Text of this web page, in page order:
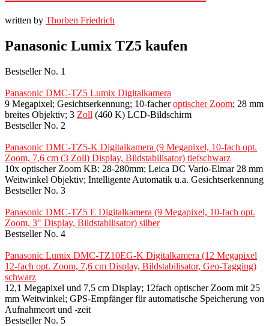
written by Thorben Friedrich
Panasonic Lumix TZ5 kaufen
Bestseller No. 1
Panasonic DMC-TZ5 Lumix Digitalkamera
9 Megapixel; Gesichtserkennung; 10-facheroptischer Zoom; 28 mm
breites Objektiv; 3 Zoll (460 K) LCD-Bildschirm
Bestseller No. 2
Panasonic DMC-TZ5-K Digitalkamera (9 Megapixel, 10-fach opt.
Zoom, 7,6 cm (3 Zoll) Display, Bildstabilisator) tiefschwarz
10x optischer Zoom KB: 28-280mm; Leica DC Vario-Elmar 28 mm
Weitwinkel Objektiv; Intelligente Automatik u.a. Gesichtserkennung
Bestseller No. 3
Panasonic DMC-TZ5 E Digitalkamera (9 Megapixel, 10-fach opt.
Zoom, 3" Display, Bildstabilisator) silber
Bestseller No. 4
Panasonic Lumix DMC-TZ10EG-K Digitalkamera (12 Megapixel
12-fach opt. Zoom, 7,6 cm Display, Bildstabilisator, Geo-Tagging)
schwarz
12,1 Megapixel und 7,5 cm Display; 12fach optischer Zoom mit 25
mm Weitwinkel; GPS-Empfänger für automatische Speicherung von
Aufnahmeort und -zeit
Bestseller No. 5